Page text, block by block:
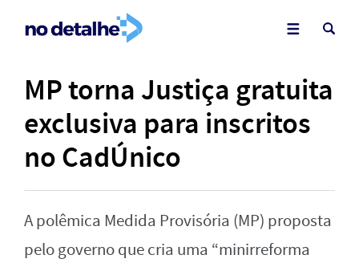
MP torna Justiça gratuita
exclusiva para inscritos
no CadÚnico
A polêmica Medida Provisória (MP) proposta
pelo governo que cria uma “minirreforma